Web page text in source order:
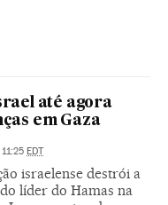
até agora
em Gaza
EDT
israelense destrói a
líder do Hamas na